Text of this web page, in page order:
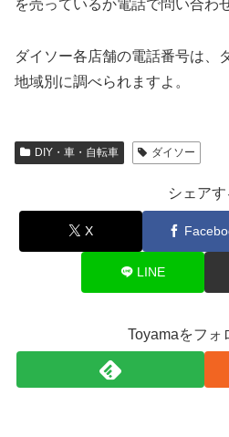
を売っているか電話で問い合わ
ダイソー各店舗の電話番号は、
地域別に調べられますよ。
DIY・車・自転車 ダイソー
シェアす
X
LINE
Toyamaをフォ